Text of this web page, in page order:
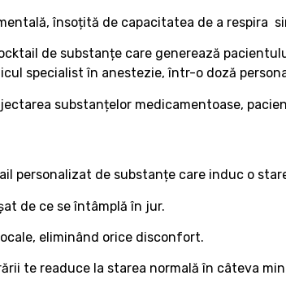
însoțită de capacitatea de a respira
de substanțe care generează
specialist în anestezie, într-o doză
substanțelor medicamentoase,
personalizat de substanțe care induc o
de ce se întâmplă în jur.
eliminând orice disconfort.
te readuce la starea normală în câteva